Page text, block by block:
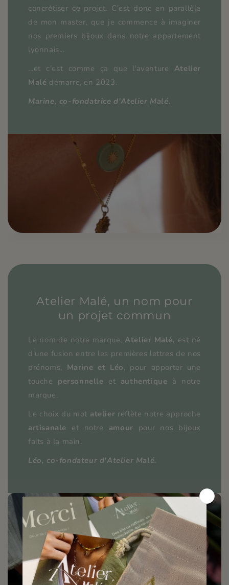
concrétiser ce projet. C'est donc en parallèle
de mon master, que je commence à imaginer
nos premiers bijoux dans notre appartement
lyonnais...
...et c'est comme ça que l'aventure Atelier
Malé démarre, en 2023.
Marine, co-fondatrice d'Atelier Malé.
Atelier Malé, un nom pour
un projet commun
Le nom de notre marque, Atelier Malé, est né
d'une fusion entre les premières lettres de nos
prénoms, Marine et Léo, pour apporter une
touche personnelle et authentique à notre
marque.
Le choix du mot atelier reflète notre approche
artisanale et notre amour pour nos bijoux
faits à la main.
Léo, co-fondateur d'Atelier Malé.